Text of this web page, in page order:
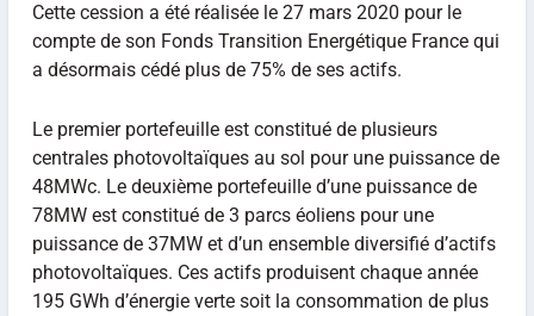
Cette cession a été réalisée le 27 mars 2020 pour le
compte de son Fonds Transition Energétique France qui
a désormais cédé plus de 75% de ses actifs.
Le premier portefeuille est constitué de plusieurs
centrales photovoltaïques au sol pour une puissance de
48MWc. Le deuxième portefeuille d’une puissance de
78MW est constitué de 3 parcs éoliens pour une
puissance de 37MW et d’un ensemble diversifié d’actifs
photovoltaïques. Ces actifs produisent chaque année
195 GWh d’énergie verte soit la consommation de plus